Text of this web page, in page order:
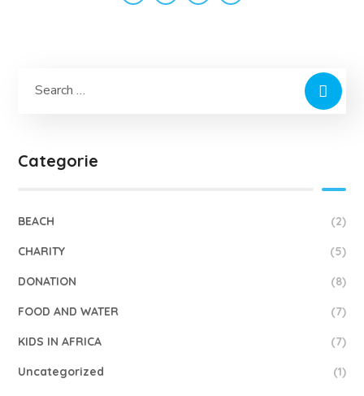
Categorie
BEACH (2)
CHARITY (5)
DONATION (8)
FOOD AND WATER (7)
KIDS IN AFRICA (7)
Uncategorized (1)